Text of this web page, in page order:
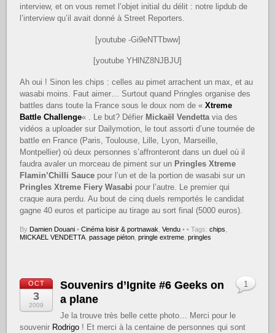
interview, et on vous remet l’objet initial du délit : notre lipdub de
l’interview qu’il avait donné à Street Reporters.
[youtube -Gi9eNTTbww]
[youtube YHlNZ8NJBJU]
Ah oui ! Sinon les chips : celles au pimet arrachent un max, et au
wasabi moins. Faut aimer… Surtout quand Pringles organise des
battles dans toute la France sous le doux nom de «Xtreme
Battle Challenge« . Le but? Défier Mickaël Vendetta via des
vidéos a uploader sur Dailymotion, le tout assorti d’une tournée de
battle en France (Paris, Toulouse, Lille, Lyon, Marseille,
Montpellier) où deux personnes s’affronteront dans un duel où il
faudra avaler un morceau de piment sur un Pringles Xtreme
Flamin’Chilli Sauce pour l’un et de la portion de wasabi sur un
Pringles Xtreme Fiery Wasabi pour l’autre. Le premier qui
craque aura perdu. Au bout de cinq duels remportés le candidat
gagne 40 euros et participe au tirage au sort final (5000 euros).
By Damien Douani • Cinéma loisir & portnawak ,Vendu • • Tags:chips
MICKAEL VENDETTA ,passage piéton ,pringle extreme ,pringles
OCT
3
2009
Souvenirs d’Ignite #6 Geeks on
a plane
Je la trouve très belle cette photo… Merci pour le
souvenir Rodrigo ! Et merci à la centaine de personnes qui sont
1